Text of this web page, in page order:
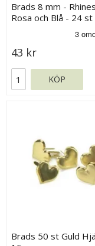
Brads 8 mm -
Rosa och Blå - 24 st
43 kr
KÖP
Brads 50 st Guld